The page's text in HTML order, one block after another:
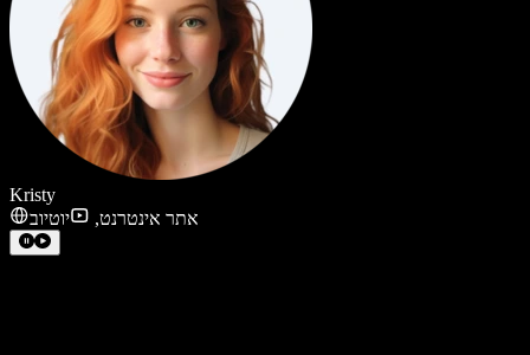
Kristy
אתר אינטרנט, יוטיוב